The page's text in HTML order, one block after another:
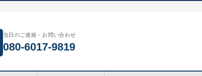
当日のご連絡・お問い合わせ
080-6017-9819